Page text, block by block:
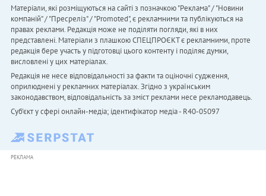
Матеріали, які розміщуються на сайті з позначкою "Реклама" / "Новини
компаній" / "Пресреліз" / "Promoted", є рекламними та публікуються на
правах реклами. Редакція може не поділяти погляди, які в них
представлені. Матеріали з плашкою СПЕЦПРОЄКТ є рекламними, проте
редакція бере участь у підготовці цього контенту і поділяє думки,
висловлені у цих матеріалах.
Редакція не несе відповідальності за факти та оціночні судження,
оприлюднені у рекламних матеріалах. Згідно з українським
законодавством, відповідальність за зміст реклами несе рекламодавець.
Cуб'єкт у сфері онлайн-медіа; ідентифікатор медіа - R40-05097
РЕКЛАМА